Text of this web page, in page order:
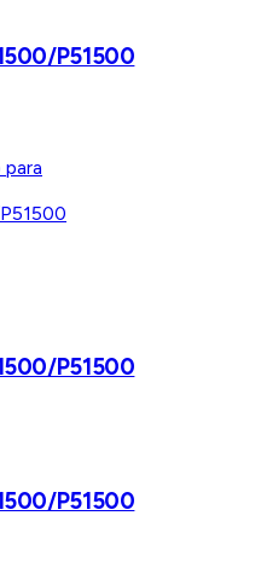
P51500
P51500
P51500